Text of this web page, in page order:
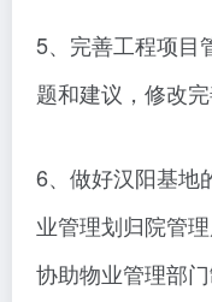
5、完善工程项目
题和建议，修改完
6、做好汉阳基地
业管理划归院管
协助物业管理部